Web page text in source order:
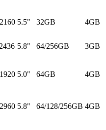
5.5" 32GB 4GB
5.8" 64/256GB 3GB
5.0" 64GB 4GB
5.8" 64/128/256GB 4GB